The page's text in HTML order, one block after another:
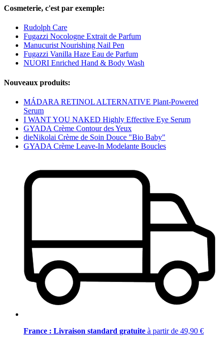
Cosmeterie, c'est par exemple:
Rudolph Care
Fugazzi Nocologne Extrait de Parfum
Manucurist Nourishing Nail Pen
Fugazzi Vanilla Haze Eau de Parfum
NUORI Enriched Hand & Body Wash
Nouveaux produits:
MÁDARA RETINOL ALTERNATIVE Plant-Powered
Serum
I WANT YOU NAKED Highly Effective Eye Serum
GYADA Crème Contour des Yeux
dieNikolai Crème de Soin Douce "Bio Baby"
GYADA Crème Leave-In Modelante Boucles
France : Livraison standard gratuite à partir de 49,90 €